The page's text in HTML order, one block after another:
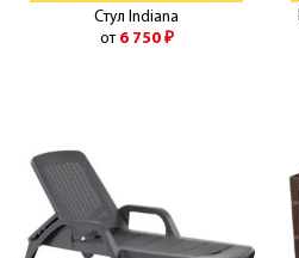
Стул Indiana
от 6 750 ₽